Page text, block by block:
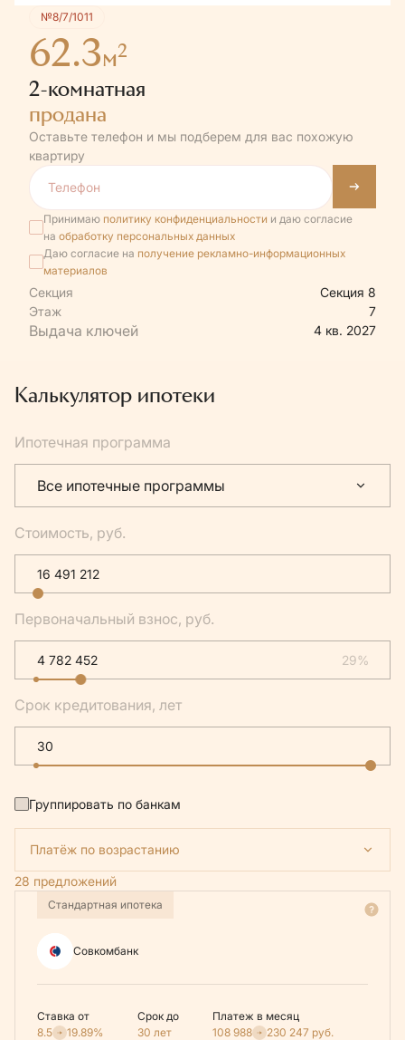
№8/7/1011
62.3м2
2-комнатная
продана
Оставьте телефон и мы подберем для вас похожую
квартиру
Принимаю политику конфиденциальности и даю согласие
на обработку персональных данных
Даю согласие на получение рекламно-информационных
материалов
Секция
Секция 8
Этаж
7
4 кв. 2027
Калькулятор ипотеки
Ипотечная программа
Все ипотечные программы
Стоимость, руб.
Первоначальный взнос, руб.
29%
Срок кредитования, лет
Группировать по банкам
Платёж по возрастанию
28 предложений
Стандартная ипотека
Совкомбанк
Ставка от
8.5
19.89%
Срок до
30 лет
Платеж в месяц
108 988
230 247 руб.